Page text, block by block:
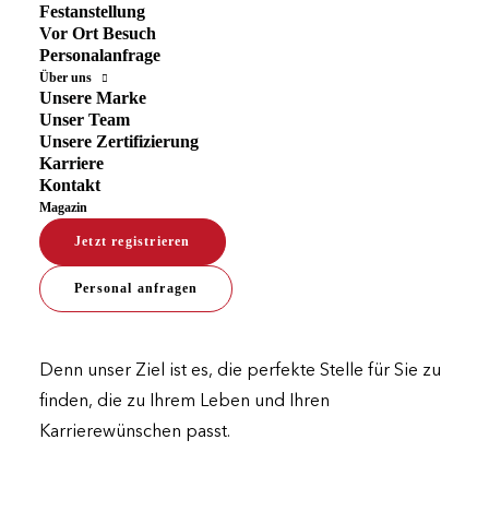
Festanstellung
Vor Ort Besuch
Personalanfrage
Über uns
Unsere Marke
Unser Team
Unsere Zertifizierung
Karriere
Kontakt
Magazin
Jetzt registrieren
Personal anfragen
Sie suchen nach einer neuen
Herausforderung in der Psychiatrie
& Psychotherapie?
Entdecken Sie die neuesten Stellenangebote in der
Psychiatrie & Psychotherapie. Unser Ziel ist es,
Ärztinnen und Ärzten passende Stellenangebote
bereitzustellen. Alternativ können Sie sich schnell
und einfach auf unserer Website registrieren, um so
Denn unser Ziel ist es, die perfekte Stelle für Sie zu
finden, die zu Ihrem Leben und Ihren
Karrierewünschen passt.